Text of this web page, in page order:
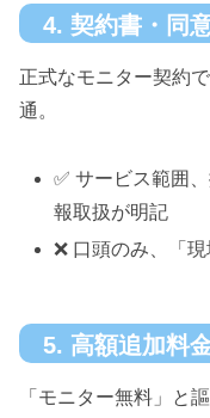
4. 契約書・同
正式なモニター契約で
通。
✅ サービス範囲
報取扱が明記
❌ 口頭のみ、「
5. 高額追加料
「モニター無料」と